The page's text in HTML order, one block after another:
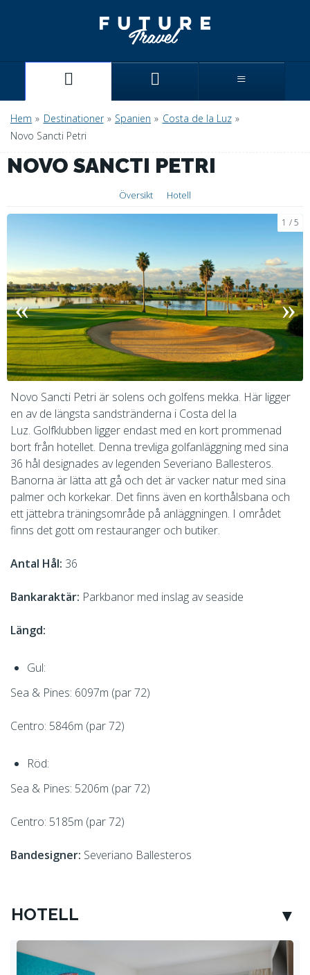
Hem » Destinationer » Spanien » Costa de la Luz »
Novo Sancti Petri
NOVO SANCTI PETRI
Översikt Hotell
1 5
Novo Sancti Petri är solens och golfens mekka. Här ligger
en av de längsta sandstränderna i Costa del la
Luz. Golfklubben ligger endast med en kort prommenad
bort från hotellet. Denna trevliga golfanläggning med sina
36 hål designades av legenden Severiano Ballesteros.
Banorna är lätta att gå och det är vacker natur med sina
palmer och korkekar. Det finns även en korthålsbana och
ett jättebra träningsområde på anläggningen. I området
finns det gott om restauranger och butiker.
Antal Hål: 36
Bankaraktär: Parkbanor med inslag av seaside
Längd:
Gul:
Sea & Pines: 6097m (par 72)
Centro: 5846m (par 72)
Röd:
Sea & Pines: 5206m (par 72)
Centro: 5185m (par 72)
Bandesigner: Severiano Ballesteros
HOTELL